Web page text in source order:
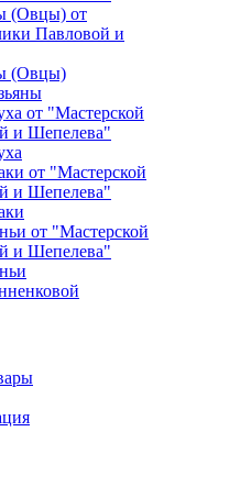
(Овцы) от
Павловой и
(Овцы)
от "Мастерской
и Шепелева"
от "Мастерской
и Шепелева"
от "Мастерской
и Шепелева"